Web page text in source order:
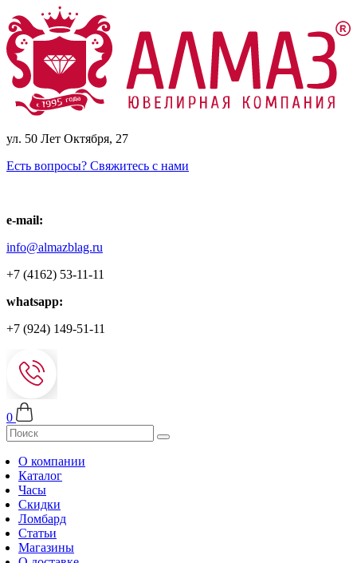
ул. 50 Лет Октября, 27
Есть вопросы? Свяжитесь с нами
e-mail:
info@almazblag.ru
+7 (4162) 53-11-11
whatsapp:
+7 (924) 149-51-11
0
О компании
Каталог
Часы
Скидки
Ломбард
Статьи
Магазины